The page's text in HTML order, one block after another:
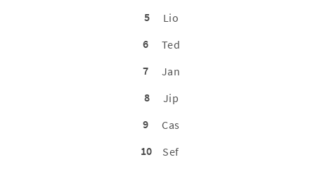
5
Lio
6
Ted
7
Jan
8
Jip
9
Cas
10
Sef